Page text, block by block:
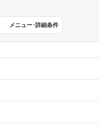
メニュー･詳細条件